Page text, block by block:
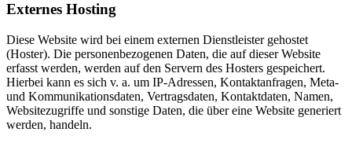
Externes Hosting
Diese Website wird bei einem externen Dienstleister gehostet
(Hoster). Die personenbezogenen Daten, die auf dieser Website
erfasst werden, werden auf den Servern des Hosters gespeichert.
Hierbei kann es sich v. a. um IP-Adressen, Kontaktanfragen, Meta-
und Kommunikationsdaten, Vertragsdaten, Kontaktdaten, Namen,
Websitezugriffe und sonstige Daten, die über eine Website generiert
werden, handeln.